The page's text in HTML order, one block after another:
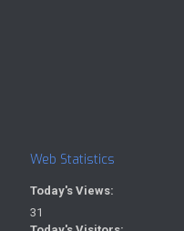
Web Statistics
Today's Views:
31